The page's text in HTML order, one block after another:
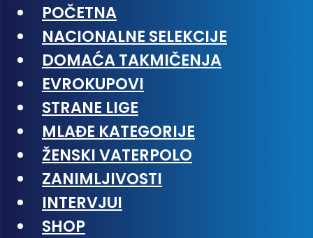
POČETNA
NACIONALNE SELEKCIJE
DOMAĆA TAKMIČENJA
EVROKUPOVI
STRANE LIGE
MLAĐE KATEGORIJE
ŽENSKI VATERPOLO
ZANIMLJIVOSTI
INTERVJUI
SHOP